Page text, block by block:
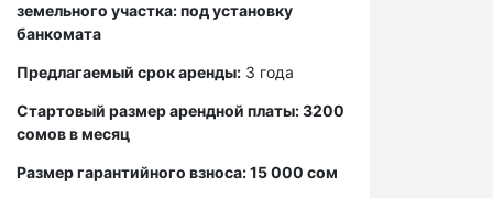
земельного участка: под установку
банкомата
Предлагаемый срок аренды: 3 года
Стартовый размер арендной платы: 3200
сомов в месяц
Размер гарантийного взноса: 15 000 сом